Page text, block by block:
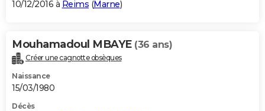
10/12/2016 à Reims (Marne)
Mouhamadoul MBAYE (36 ans)
Créer une cagnotte obsèques
Naissance
15/03/1980
Décès